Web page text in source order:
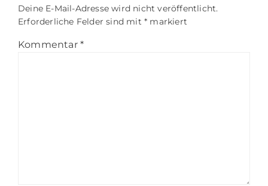
Deine E-Mail-Adresse wird nicht veröffentlicht.
Erforderliche Felder sind mit * markiert
Kommentar *